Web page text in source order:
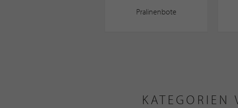
Pralinenbote
KATEGORIEN